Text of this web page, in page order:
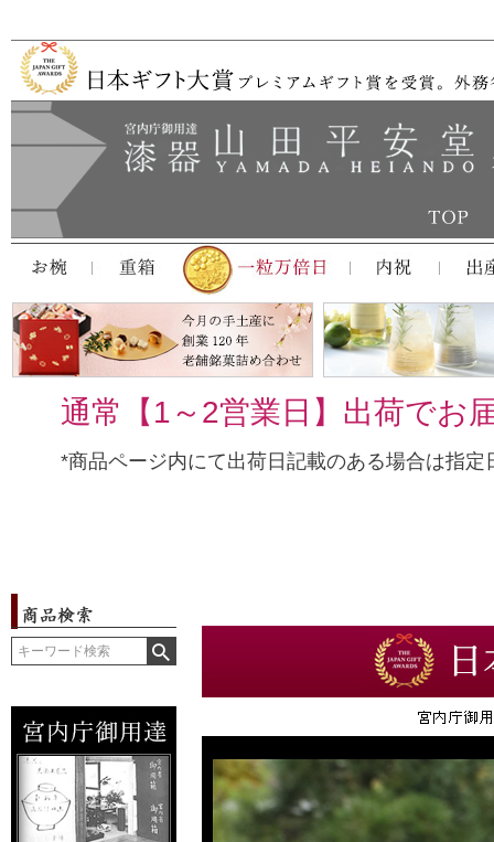
通常【1～2営業日】出荷でお
*商品ページ内にて出荷日記載のある場合は指定